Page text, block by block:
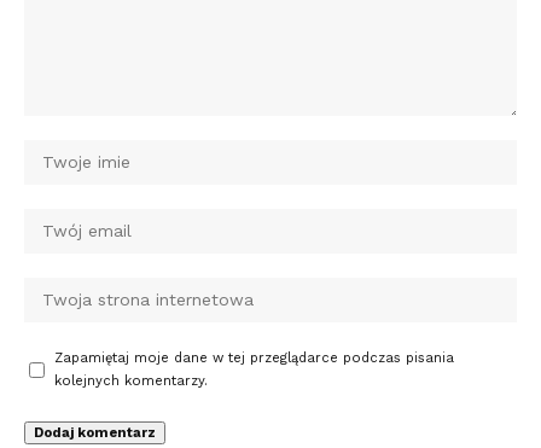
Zapamiętaj moje dane w tej przeglądarce podczas pisania
kolejnych komentarzy.